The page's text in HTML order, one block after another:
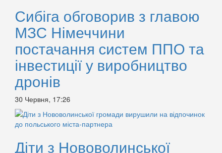
Сибіга обговорив з главою
МЗС Німеччини
постачання систем ППО та
інвестиції у виробництво
дронів
30 Червня, 17:26
Діти з Нововолинської